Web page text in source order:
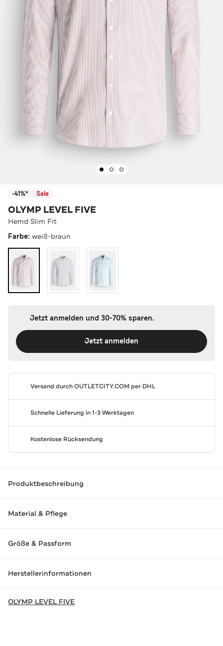
-41%* Sale
OLYMP LEVEL FIVE
Hemd Slim Fit
Farbe: weiß-braun
Jetzt anmelden und 30-70% sparen.
Jetzt anmelden
Versand durchOUTLETCITY.COM per DHL
Schnelle Lieferung in 1-3 Werktagen
Kostenlose Rücksendung
Produktbeschreibung
Material & Pflege
Größe & Passform
Herstellerinformationen
OLYMP LEVEL FIVE